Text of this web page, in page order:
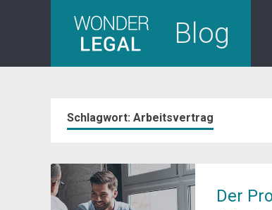
Blog
Schlagwort: Arbeitsvertrag
Der